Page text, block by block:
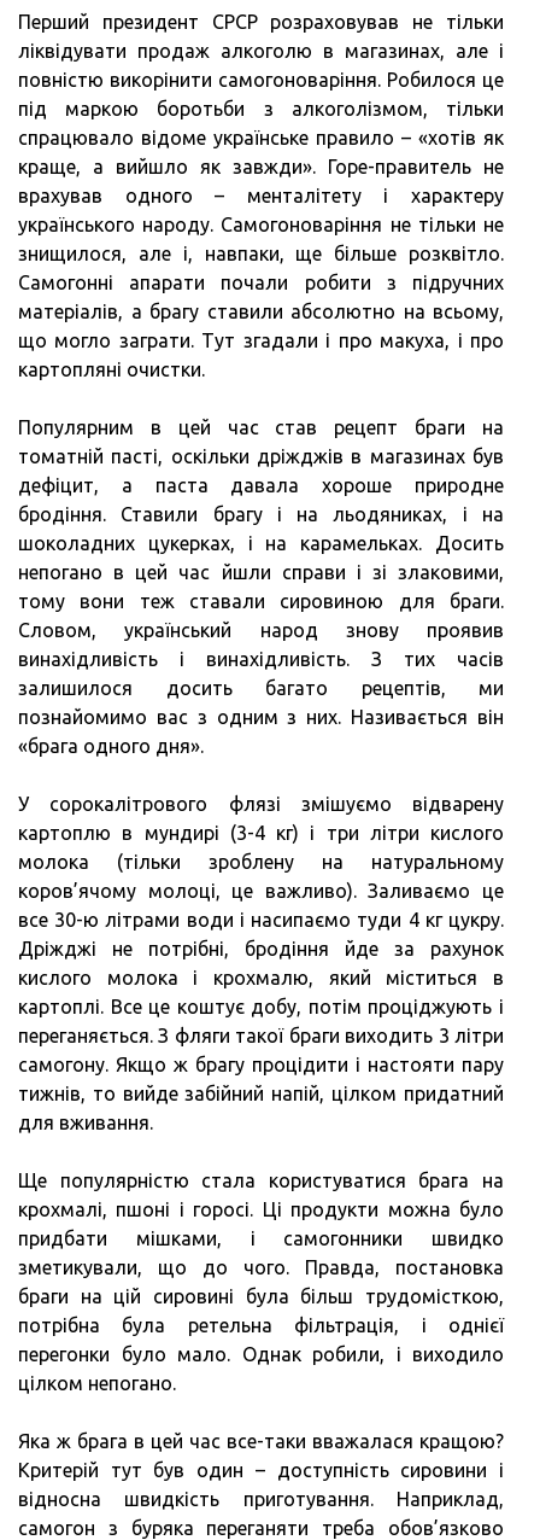
Перший президент СРСР розраховував не тільки
ліквідувати продаж алкоголю в магазинах, але і
повністю викорінити самогоноваріння. Робилося це
під маркою боротьби з алкоголізмом, тільки
спрацювало відоме українське правило – «хотів як
краще, а вийшло як завжди». Горе-правитель не
врахував одного – менталітету і характеру
українського народу. Самогоноваріння не тільки не
знищилося, але і, навпаки, ще більше розквітло.
Самогонні апарати почали робити з підручних
матеріалів, а брагу ставили абсолютно на всьому,
що могло заграти. Тут згадали і про макуха, і про
картопляні очистки.
Популярним в цей час став рецепт браги на
томатній пасті, оскільки дріжджів в магазинах був
дефіцит, а паста давала хороше природне
бродіння. Ставили брагу і на льодяниках, і на
шоколадних цукерках, і на карамельках. Досить
непогано в цей час йшли справи і зі злаковими,
тому вони теж ставали сировиною для браги.
Словом, український народ знову проявив
винахідливість і винахідливість. З тих часів
залишилося досить багато рецептів, ми
познайомимо вас з одним з них. Називається він
«брага одного дня».
У сорокалітрового флязі змішуємо відварену
картоплю в мундирі (3-4 кг) і три літри кислого
молока (тільки зроблену на натуральному
коров’ячому молоці, це важливо). Заливаємо це
все 30-ю літрами води і насипаємо туди 4 кг цукру.
Дріжджі не потрібні, бродіння йде за рахунок
кислого молока і крохмалю, який міститься в
картоплі. Все це коштує добу, потім проціджують і
переганяється. З фляги такої браги виходить 3 літри
самогону. Якщо ж брагу процідити і настояти пару
тижнів, то вийде забійний напій, цілком придатний
для вживання.
Ще популярністю стала користуватися брага на
крохмалі, пшоні і горосі. Ці продукти можна було
придбати мішками, і самогонники швидко
зметикували, що до чого. Правда, постановка
браги на цій сировині була більш трудомісткою,
потрібна була ретельна фільтрація, і однієї
перегонки було мало. Однак робили, і виходило
цілком непогано.
Яка ж брага в цей час все-таки вважалася кращою?
Критерій тут був один – доступність сировини і
відносна швидкість приготування. Наприклад,
самогон з буряка переганяти треба обов’язково